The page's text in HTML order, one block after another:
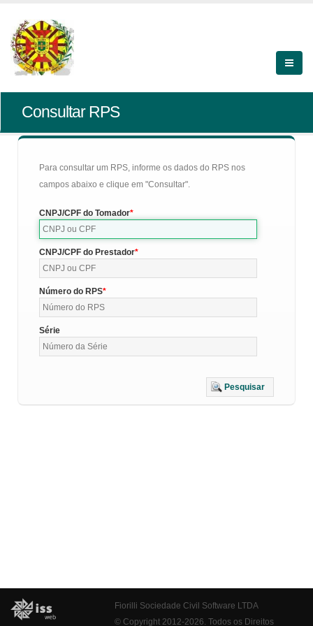
Consultar RPS
Para consultar um RPS, informe os dados do RPS nos
campos abaixo e clique em "Consultar".
CNPJ/CPF do Tomador
CNPJ/CPF do Prestador
Número do RPS
Série
Pesquisar
Fiorilli Sociedade Civil Software LTDA
© Copyright 2012-2026. Todos os Direitos